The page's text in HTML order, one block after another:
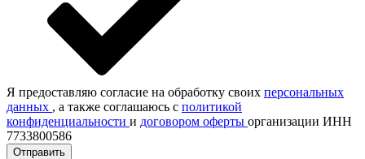
Я предоставляю согласие на обработку своих персональных
данных , а также соглашаюсь с политикой
конфиденциальности и договором оферты организации ИНН
7733800586
Отправить